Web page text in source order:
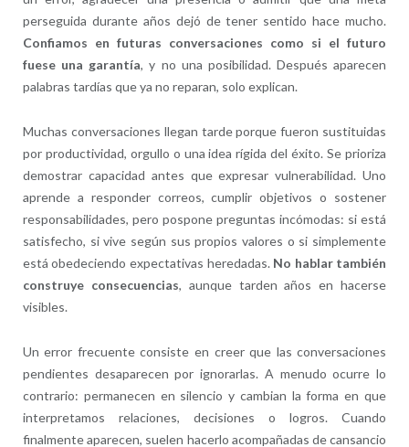
perseguida durante años dejó de tener sentido hace mucho.
Confiamos en futuras conversaciones como si el futuro
fuese una garantía, y no una posibilidad. Después aparecen
palabras tardías que ya no reparan, solo explican.
Muchas conversaciones llegan tarde porque fueron sustituidas
por productividad, orgullo o una idea rígida del éxito. Se prioriza
demostrar capacidad antes que expresar vulnerabilidad. Uno
aprende a responder correos, cumplir objetivos o sostener
responsabilidades, pero pospone preguntas incómodas: si está
satisfecho, si vive según sus propios valores o si simplemente
está obedeciendo expectativas heredadas. No hablar también
construye consecuencias, aunque tarden años en hacerse
visibles.
Un error frecuente consiste en creer que las conversaciones
pendientes desaparecen por ignorarlas. A menudo ocurre lo
contrario: permanecen en silencio y cambian la forma en que
interpretamos relaciones, decisiones o logros. Cuando
finalmente aparecen, suelen hacerlo acompañadas de cansancio